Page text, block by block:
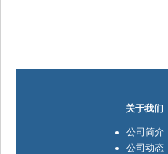
关于我们
公司简介
公司动态